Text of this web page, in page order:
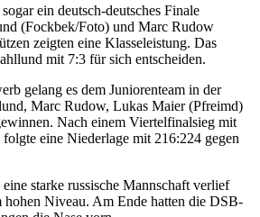
ein deutsch-deutsches Finale
(Fockbek/Foto) und Marc Rudow
zeigten eine Klasseleistung. Das
mit 7:3 für sich entscheiden.
gelang es dem Juniorenteam in der
Marc Rudow, Lukas Maier (Pfreimd)
Nach einem Viertelfinalsieg mit
eine Niederlage mit 216:224 gegen
starke russische Mannschaft verlief
hohen Niveau. Am Ende hatten die DSB-